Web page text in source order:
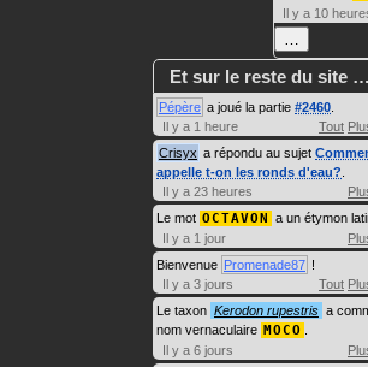
Il y a 10
Et sur le reste du site …
Pépère a joué la partie #2460
Il y a 1 heure
Tout
Crisyx a répondu au sujet
appelle t-on les ronds d'eau?
Il y a 23 heures
Le mot OCTAVON a un étymon
Il y a 1 jour
Bienvenue Promenade87 !
Il y a 3 jours
Tout
Le taxon Kerodon rupestris a
nom vernaculaire MOCO
Il y a 6 jours